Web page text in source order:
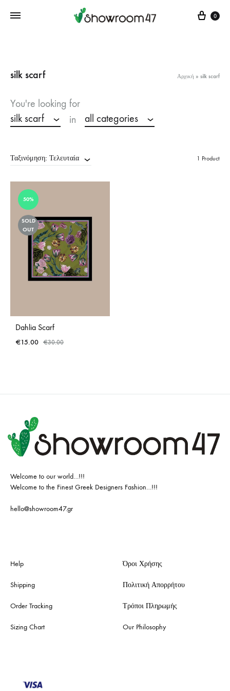
Cart
0
silk scarf Αρχική » silk scarf
You're looking for
silk scarf
in all categories
Ταξινόμηση: Τελευταία 1 Product
50%
SOLD
OUT
Dahlia Scarf
€15.00 €30.00
Welcome to our world…!!!
Welcome to the Finest Greek Designers Fashion…!!!
hello@showroom47.gr
Help
Shipping
Order Tracking
Sizing Chart
Όροι Χρήσης
Πολιτική Απορρήτου
Τρόποι Πληρωμής
Our Philosophy